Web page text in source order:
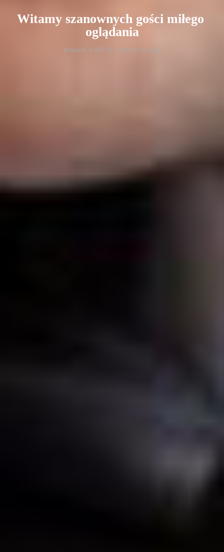
Witamy szanownych gości miłego
oglądania
przewiń w dół by zobaczyć więcej